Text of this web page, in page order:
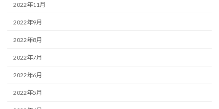
2022年11月
2022年9月
2022年8月
2022年7月
2022年6月
2022年5月